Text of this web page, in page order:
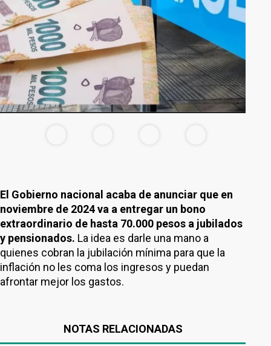
El Gobierno nacional acaba de anunciar que en
noviembre de 2024 va a entregar un bono
extraordinario de hasta 70.000 pesos a jubilados
y pensionados. La idea es darle una mano a
quienes cobran la jubilación mínima para que la
inflación no les coma los ingresos y puedan
afrontar mejor los gastos.
NOTAS RELACIONADAS